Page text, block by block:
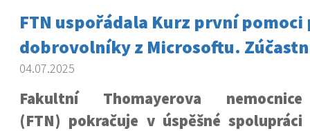
FTN uspořádala Kurz první
dobrovolníky z Microsoftu.
04.07.2025
Fakultní Thomayerova nemocnice
(FTN) pokračuje v úspěšné spolupráci